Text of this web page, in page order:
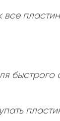
You To Be
Beautiful As
все
быстрого